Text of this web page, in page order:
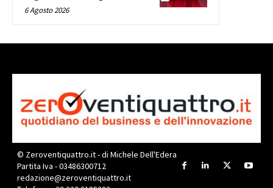
6 Agosto 2026
© Zeroventiquattro.it - di Michele Dell'Edera
Partita Iva - 03486300712
redazione@zeroventiquattro.it